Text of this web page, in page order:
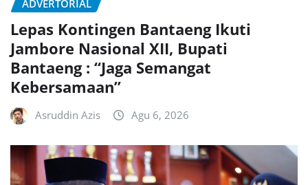
ADVERTORIAL
Lepas Kontingen Bantaeng Ikuti
Jambore Nasional XII, Bupati
Bantaeng : “Jaga Semangat
Kebersamaan”
Asruddin Azis Agu 6, 2026